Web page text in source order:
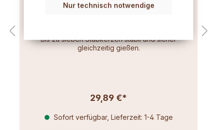
Gießständer für Stabkerzenformen
Bis zu sieben Stabkerzen stabil und sicher
gleichzeitig gießen.
29,89 €*
Sofort verfügbar, Lieferzeit: 1-4 Tage
Nur technisch notwendige